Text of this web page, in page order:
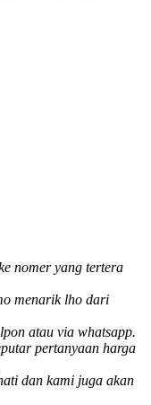
nomer yang tertera
menarik lho dari
atau via whatsapp.
pertanyaan harga
dan kami juga akan